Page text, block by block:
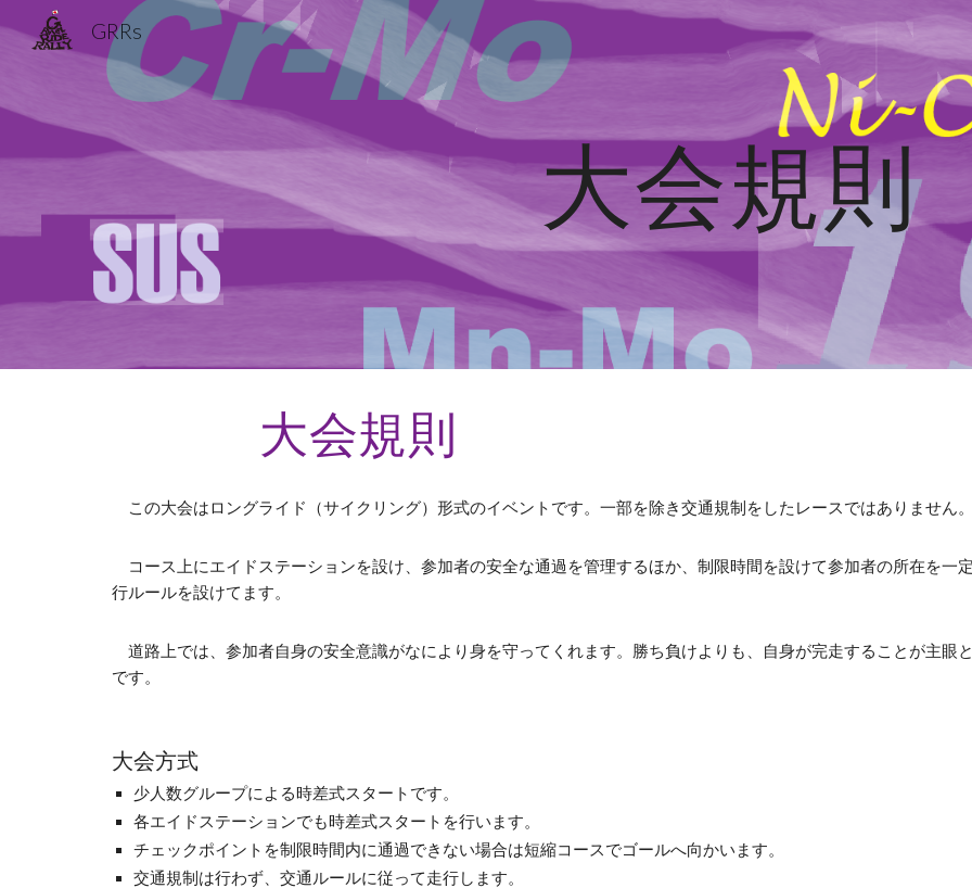
Skip to main content Skip to
GRRs
大会規則
大会規則
この大会はロングライド（サイクリング）形式のイベントです。一部を除き交通規制をしたレースではありません
コース上にエイドステーションを設け、参加者の安全な通過を管理するほか、制限時間を設けて参加者の所在を一
行ルールを設けてます。
道路上では、参加者自身の安全意識がなにより身を守ってくれます。勝ち負けよりも、自身が完走することが主眼
です。
大会方式
少人数グループによる時差式スタートです。
各エイドステーションでも時差式スタートを行います。
チェックポイントを制限時間内に通過できない場合は短縮コースでゴールへ向かいます。
交通規制は行わず、交通ルールに従って走行します。